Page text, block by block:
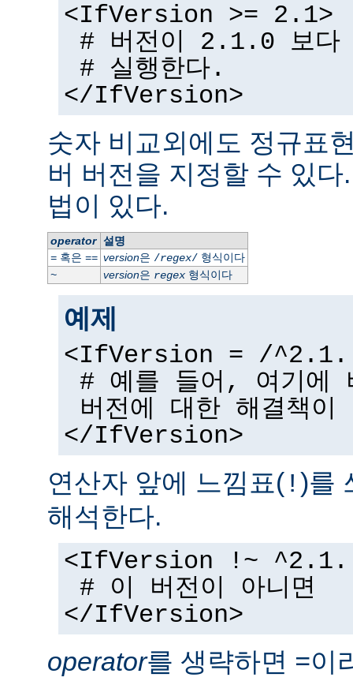
<IfVersion >= 2.1>
# 버전이 2.1.0 보다
# 실행한다.
</IfVersion>
숫자 비교외에도 정규표
버 버전을 지정할 수 있
법이 있다.
operator 설명
=혹은 == version은 /regex/형식이다
~
version은 regex형식이다
예제
<IfVersion = /
# 예를 들어, 여기에
버전에 대한 해결책이
</IfVersion>
연산자 앞에 느낌표( ! )를
해석한다.
<IfVersion !~
# 이 버전이 아니면
</IfVersion>
operator를 생략하면 =이